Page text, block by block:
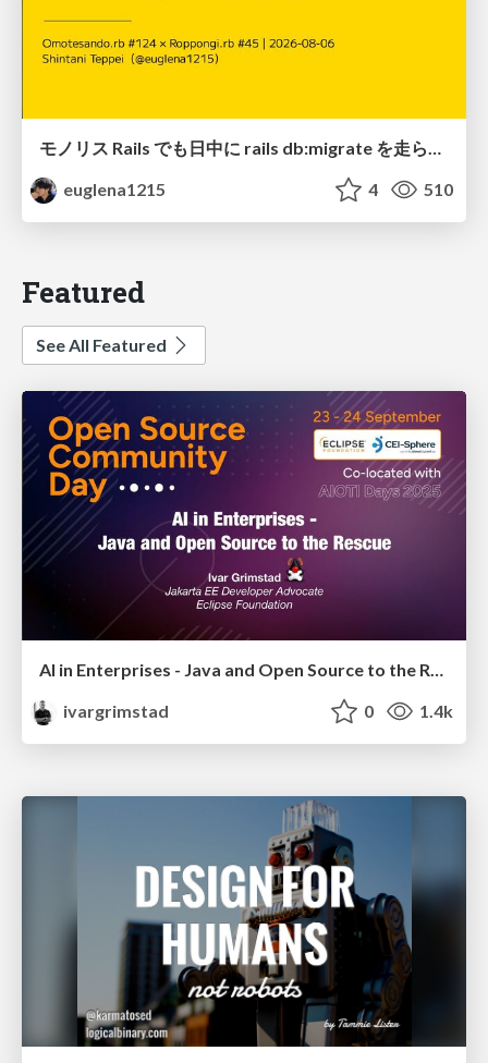
モノリス Rails でも日中に rails db:migrate を走らせたい！ / Daytime rails db:migrate on Monolithic Rails!
euglena1215
4 510
Featured
See All Featured
AI in Enterprises - Java and Open Source to the Rescue
ivargrimstad
0 1.4k